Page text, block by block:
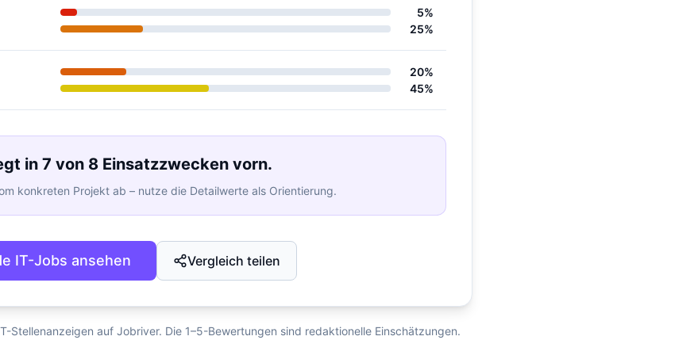
5%
25%
20%
45%
in 7 von 8 Einsatzzwecken vorn.
konkreten Projekt ab – nutze die Detailwerte als Orientierung.
IT-Jobs ansehen Vergleich teilen
Stellenanzeigen auf Jobriver. Die 1–5-Bewertungen sind redaktionelle Einschätzungen.